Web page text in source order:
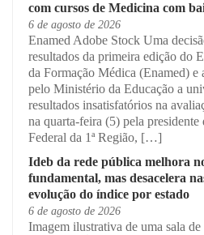
com cursos de Medicina com
6 de agosto de 2026
Enamed Adobe Stock Uma
resultados da primeira edição do
da Formação Médica (Enamed) e
pelo Ministério da Educação a
resultados insatisfatórios na
na quarta-feira (5) pela
Federal da 1ª Região, […]
Ideb da rede pública melhora
fundamental, mas desacelera
evolução do índice por estado
6 de agosto de 2026
Imagem ilustrativa de uma sala